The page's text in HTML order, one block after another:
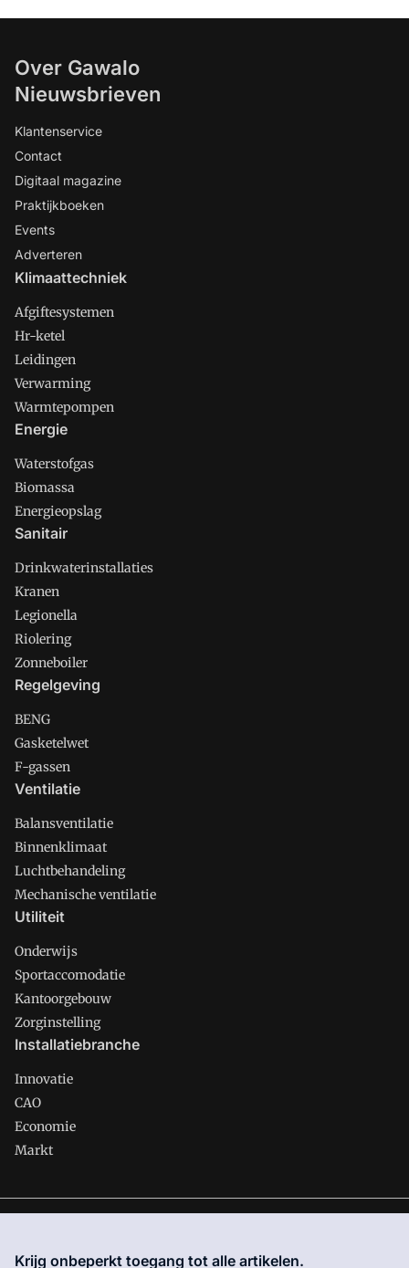
Over Gawalo
Nieuwsbrieven
Klantenservice
Contact
Digitaal magazine
Praktijkboeken
Events
Adverteren
Klimaattechniek
Afgiftesystemen
Hr-ketel
Leidingen
Verwarming
Warmtepompen
Energie
Waterstofgas
Biomassa
Energieopslag
Sanitair
Drinkwaterinstallaties
Kranen
Legionella
Riolering
Zonneboiler
Regelgeving
BENG
Gasketelwet
F-gassen
Ventilatie
Balansventilatie
Binnenklimaat
Luchtbehandeling
Mechanische ventilatie
Utiliteit
Onderwijs
Sportaccomodatie
Kantoorgebouw
Zorginstelling
Installatiebranche
Innovatie
CAO
Economie
Markt
waar VMN media voor staat. Op gebruik van deze site zijn de
Krijg onbeperkt toegang tot alle artikelen.